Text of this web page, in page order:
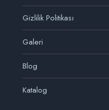
Gizlilik Politikası
Galeri
Blog
Katalog